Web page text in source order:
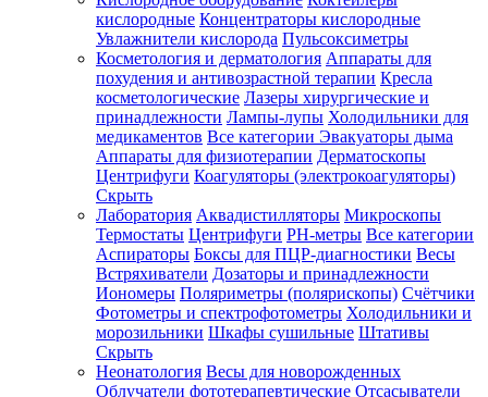
Зарегистрироваться
Зачем
регистрироваться?
Все
покупки
одном
месте
Личный
менеджер
Отслеживание
статуса
заказа
кислородные Концентраторы кислородные
Увлажнители кислорода Пульсоксиметры
Косметология и дерматология Аппараты для
похудения и антивозрастной терапии Кресла
косметологические Лазеры хирургические и
принадлежности Лампы-лупы Холодильники для
медикаментов Все категории Эвакуаторы дыма
Аппараты для физиотерапии Дерматоскопы
Центрифуги Коагуляторы (электрокоагуляторы)
Скрыть
Лаборатория Аквадистилляторы Микроскопы
Термостаты Центрифуги PH-метры Все категории
Аспираторы Боксы для ПЦР-диагностики Весы
Встряхиватели Дозаторы и принадлежности
Иономеры Поляриметры (полярископы) Счётчики
Фотометры и спектрофотометры Холодильники и
морозильники Шкафы сушильные Штативы
Скрыть
Неонатология Весы для новорожденных
Облучатели фототерапевтические Отсасыватели